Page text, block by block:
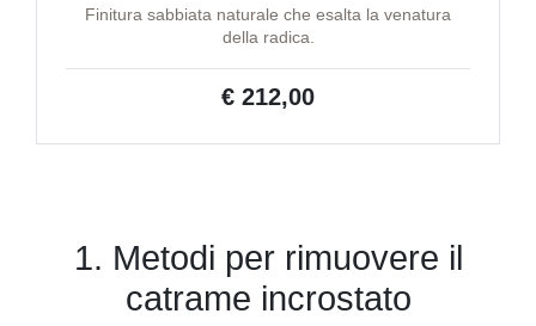
Finitura sabbiata naturale che esalta la venatura
della radica.
€ 212,00
1. Metodi per rimuovere il
catrame incrostato